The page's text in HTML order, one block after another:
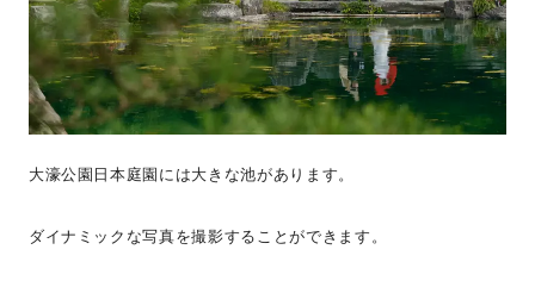
大濠公園日本庭園には大きな池があります。
ダイナミックな写真を撮影することができます。